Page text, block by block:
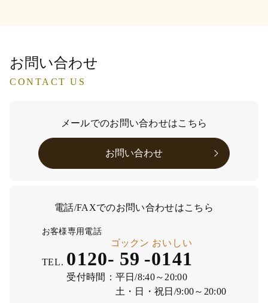
お問い合わせ
CONTACT US
メールでのお問い合わせはこちら
お問い合わせ
電話/FAXでのお問い合わせはこちら
お客様専用電話
TEL. 0120- 59
ゴックン
-0141
おいしい
受付時間： 平日/8:40～20:00
土・日・祝日/9:00～20:00